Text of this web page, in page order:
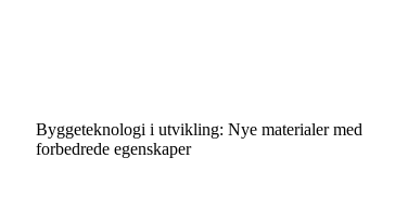
Byggeteknologi i utvikling: Nye materialer med
forbedrede egenskaper